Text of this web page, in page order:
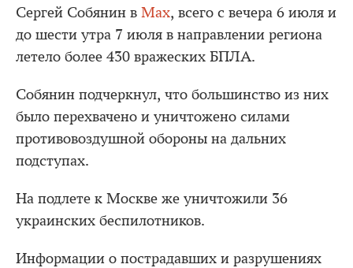
Сергей Собянин в Мах, всего с вечера 6 июля и
до шести утра 7 июля в направлении региона
летело более 430 вражеских БПЛА.
Собянин подчеркнул, что большинство из них
было перехвачено и уничтожено силами
противовоздушной обороны на дальних
подступах.
На подлете к Москве же уничтожили 36
украинских беспилотников.
Информации о пострадавших и разрушениях